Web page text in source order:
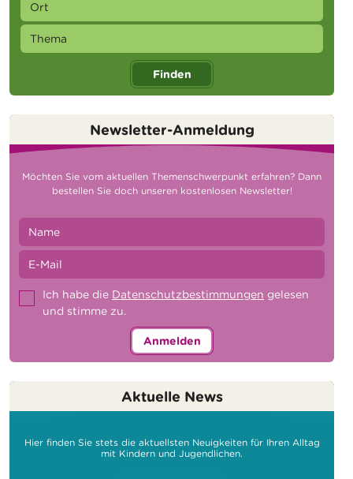
Finden
Newsletter-Anmeldung
Möchten Sie vom aktuellen Themenschwerpunkt erfahren? Dann
bestellen Sie doch unseren kostenlosen Newsletter!
Ich habe die Datenschutzbestimmungen gelesen
und stimme zu.
Anmelden
Aktuelle News
Hier finden Sie stets die aktuellsten Neuigkeiten für Ihren Alltag
mit Kindern und Jugendlichen.